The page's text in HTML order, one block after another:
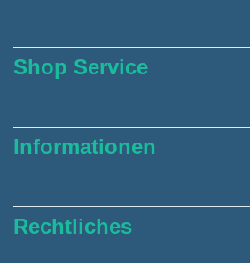
Shop Service
Informationen
Rechtliches